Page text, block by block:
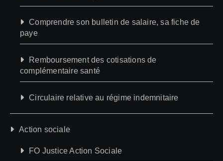
Comprendre son bulletin de salaire, sa fiche de
paye
Remboursement des cotisations de
complémentaire santé
Circulaire relative au régime indemnitaire
Action sociale
FO Justice Action Sociale